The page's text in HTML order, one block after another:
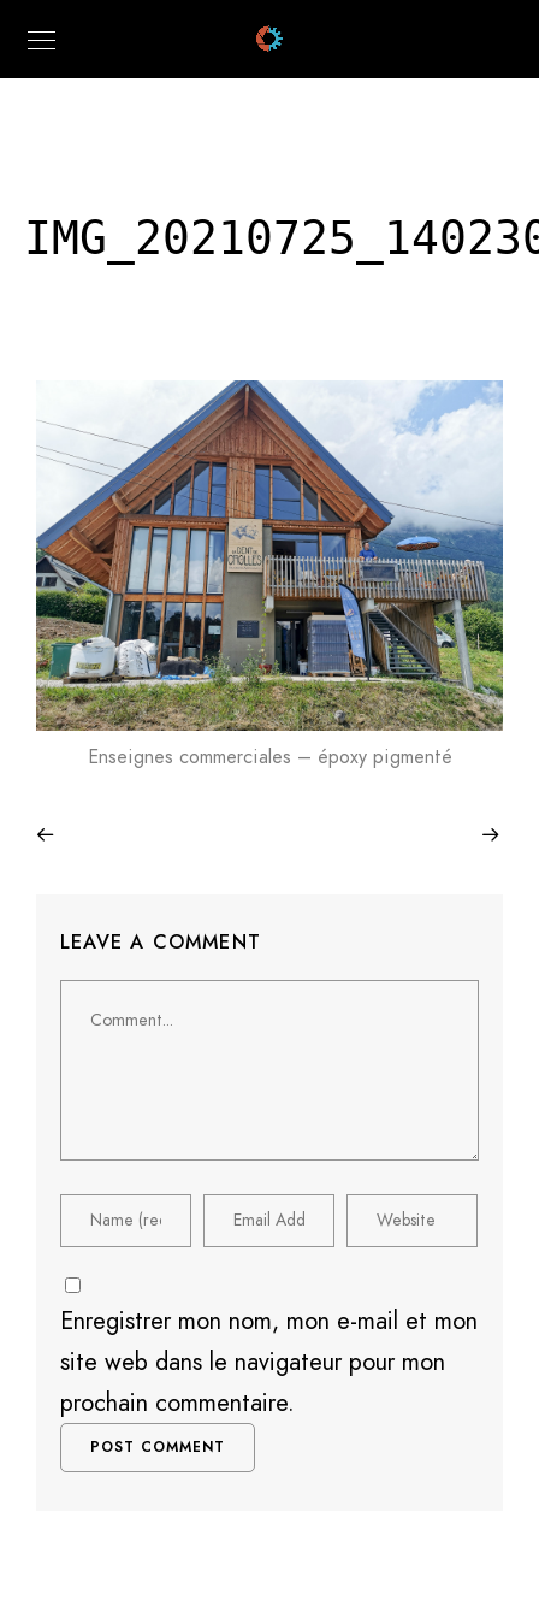
Enseignes commerciales – époxy pigmenté
LEAVE A COMMENT
Enregistrer mon nom, mon e-mail et mon
site web dans le navigateur pour mon
prochain commentaire.